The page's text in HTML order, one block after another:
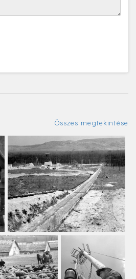
Összes megtekintése